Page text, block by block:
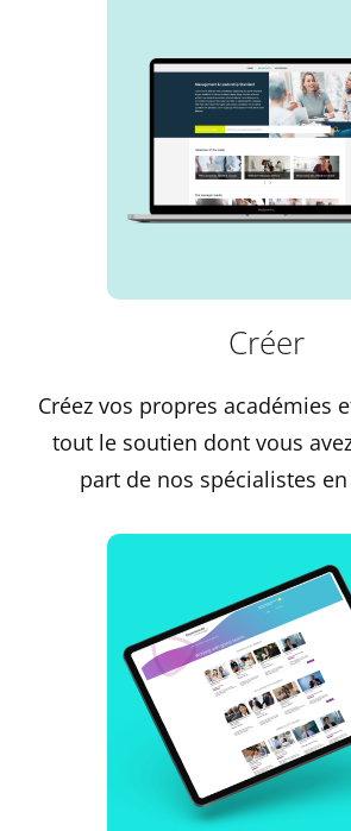
Créer
Créez vos propres académies
tout le soutien dont vous
part de nos spécialistes